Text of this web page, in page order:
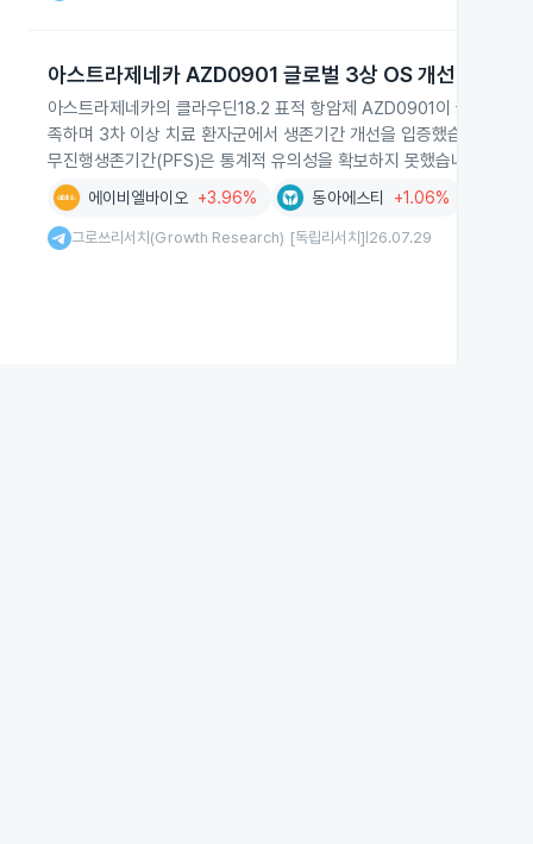
아스트라제네카 AZD0901 글로벌 3상 OS 개선 결과
아스트라제네카의 클라우딘18.2 표적 항암제 AZD0901이 글로벌 3
족하며 3차 이상 치료 환자군에서 생존기간 개선을 입증했습니다. 2
무진행생존기간(PFS)은 통계적 유의성을 확보하지 못했습니다.
에이비엘바이오 +3.96% 동아에스티 +1.06%
그로쓰리서치(Growth Research) [독립리서치] 26.07.29